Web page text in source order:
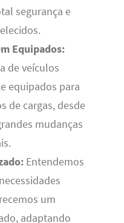
segurança e
Equipados:
de veículos
equipados para
de cargas, desde
mudanças
Entendemos
um
adaptando